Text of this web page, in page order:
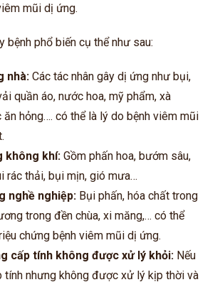
mũi dị ứng.
bệnh phổ biến cụ thể như sau:
nhà: Các tác nhân gây dị ứng như bụi,
quần áo, nước hoa, mỹ phẩm, xà
ăn hỏng…. có thể là lý do bệnh viêm mũi
không khí: Gồm phấn hoa, bướm sâu,
rác thải, bụi mịn, gió mưa…
nghề nghiệp: Bụi phấn, hóa chất trong
trong đền chùa, xi măng,… có thể
chứng bệnh viêm mũi dị ứng.
cấp tính không được xử lý khỏi: Nếu
tính nhưng không được xử lý kịp thời và